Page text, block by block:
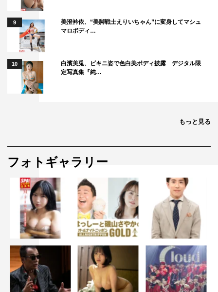
9
美澄衿依、“美脚戦士えりいちゃん”に変身してマシュ
マロボディ…
10
白濱美兎、ビキニ姿で色白美ボディ披露 デジタル限
定写真集『純…
もっと見る
フォトギャラリー